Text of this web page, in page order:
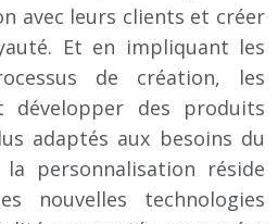
avec leurs clients et créer
Et en impliquant les
de création, les
développer des produits
adaptés aux besoins du
la personnalisation réside
nouvelles technologies